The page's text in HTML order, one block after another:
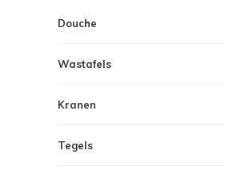
Douche
Wastafels
Kranen
Tegels